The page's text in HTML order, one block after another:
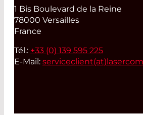
1 Bis Boulevard de la Reine
78000 Versailles
France
Tél.: +33 (0) 139 595 225
E-Mail: serviceclient(at)